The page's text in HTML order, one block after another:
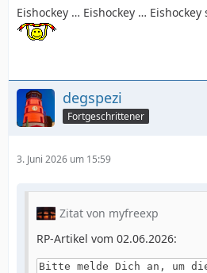
Eishockey … Eishockey …
degspezi
Fortgeschrittener
3. Juni 2026 um 15:59
Zitat von myfreexp
RP-Artikel vom 02.06.2026:
Bitte melde Dich an, um